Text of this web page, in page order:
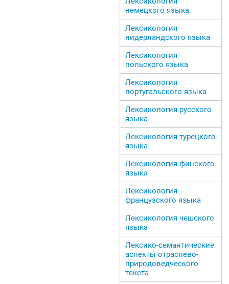
немецкого языка
Лексикология
нидерландского языка
Лексикология
польского языка
Лексикология
португальского языка
Лексикология русского
языка
Лексикология турецкого
языка
Лексикология финского
языка
Лексикология
французского языка
Лексикология чешского
языка
Лексико-семантические
аспекты отраслево-
природоведческого
текста